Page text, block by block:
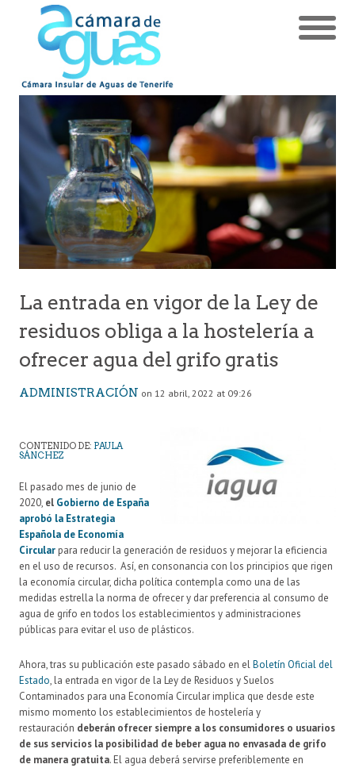
La entrada en vigor de la Ley de
residuos obliga a la hostelería a
ofrecer agua del grifo gratis
ADMINISTRACIÓN on 12 abril, 2022 at 09:26
CONTENIDO DE: PAULA
SÁNCHEZ
El pasado mes de junio de
2020, el Gobierno de España
aprobó la Estrategia
Española de Economía
Circular para reducir la generación de residuos y mejorar la eficiencia
en el uso de recursos. Así, en consonancia con los principios que rigen
la economía circular, dicha política contempla como una de las
medidas estrella la norma de ofrecer y dar preferencia al consumo de
agua de grifo en todos los establecimientos y administraciones
públicas para evitar el uso de plásticos.
Ahora, tras su publicación este pasado sábado en elBoletín Oficial del
Estado, la entrada en vigor de la Ley de Residuos y Suelos
Contaminados para una Economía Circular implica que desde este
mismo momento los establecimientos de hostelería y
restauración deberán ofrecer siempre a los consumidores o usuarios
de sus servicios la posibilidad de beber agua no envasada de grifo
de manera gratuita. El agua deberá servirse preferiblemente en